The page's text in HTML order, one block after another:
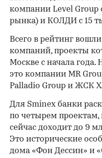
00:00
компании Level Group
рынка) и КОЛДИ с 15
Всего в рейтинг
компаний, проекты
Москве с начала года.
это компании MR
Palladio Group и ЖСК
Для Sminex банки
по четырем проектам,
сейчас доходит до 9
Это исторические
дома «Фон Дессин» и